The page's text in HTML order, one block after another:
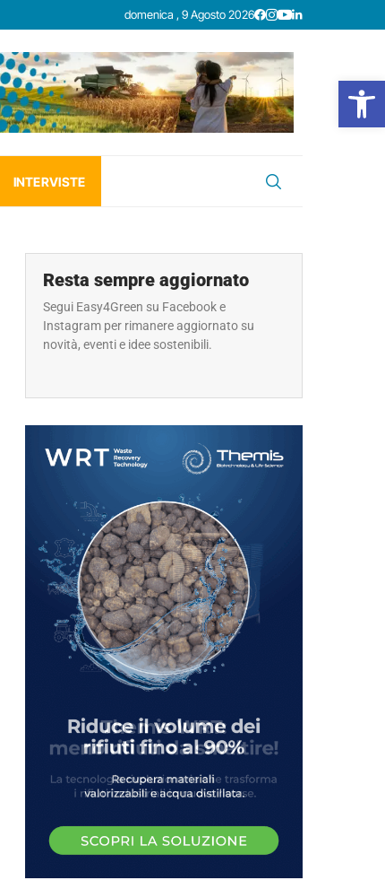
domenica , 9 Agosto 2026
INTERVISTE
Resta sempre aggiornato
Segui Easy4Green su Facebook e
Instagram per rimanere aggiornato su
novità, eventi e idee sostenibili.